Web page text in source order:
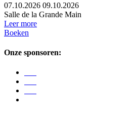
07.10.2026 09.10.2026
Salle de la Grande Main
Leer more
Boeken
Onze sponsoren: